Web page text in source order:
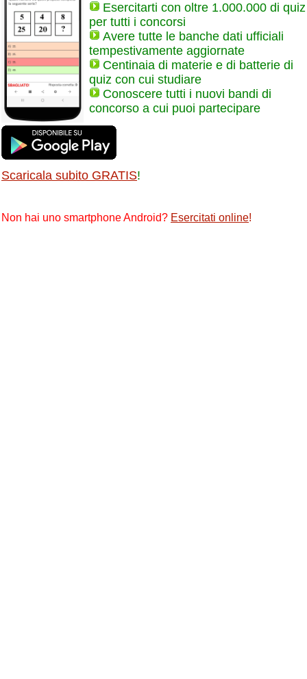
Esercitarti con oltre 1.000.000 di quiz
per tutti i concorsi
Avere tutte le banche dati ufficiali
tempestivamente aggiornate
Centinaia di materie e di batterie di
quiz con cui studiare
Conoscere tutti i nuovi bandi di
concorso a cui puoi partecipare
Scaricala subito GRATIS!
Non hai uno smartphone Android? Esercitati online!